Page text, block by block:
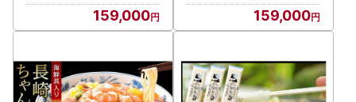
159,000 159,000